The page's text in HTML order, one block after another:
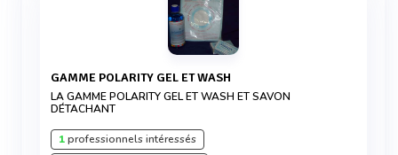
GAMME POLARITY GEL ET WASH
LA GAMME POLARITY GEL ET WASH ET SAVON
DÉTACHANT
1professionnels intéressés